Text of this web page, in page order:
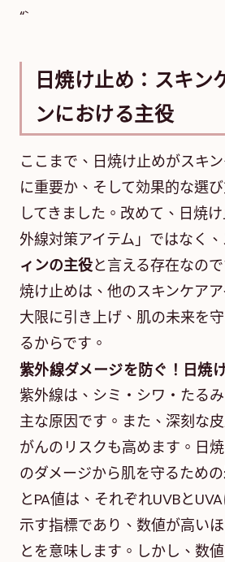
“`
日焼け止め：スキン
ンにおける主役
ここまで、日焼け止めがスキ
に重要か、そして効果的な選
してきました。改めて、日焼
外線対策アイテム」ではなく、
ィンの主役と言える存在なの
焼け止めは、他のスキンケア
大限に引き上げ、肌の未来を
るからです。
紫外線ダメージを防ぐ！日焼
紫外線は、シミ・シワ・たる
主な原因です。また、深刻な
がんのリスクも高めます。日
のダメージから肌を守るための
とPA値は、それぞれUVBと
示す指標であり、数値が高い
とを意味します。しかし、数